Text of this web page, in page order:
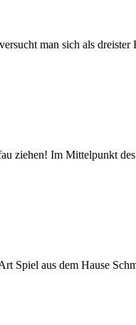
man sich als
ziehen! Im Mittelpunkt
Spiel aus dem Hause